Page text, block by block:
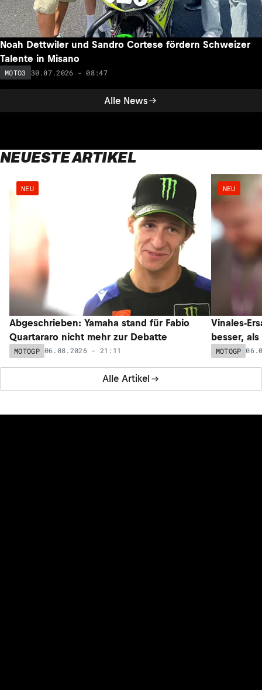
Alle News
Noah Dettwiler und Sandro Cortese fördern Schweizer
Talente in Misano
MOTO3 30.07.2026 - 08:47
NEUESTE ARTIKEL
Alle Artikel
NEU
Abgeschrieben: Yamaha stand für Fabio
Quartararo nicht mehr zur Debatte
MOTOGP 06.08.2026 - 21:11
NEU
Vinales-
besser,
MOTOGP